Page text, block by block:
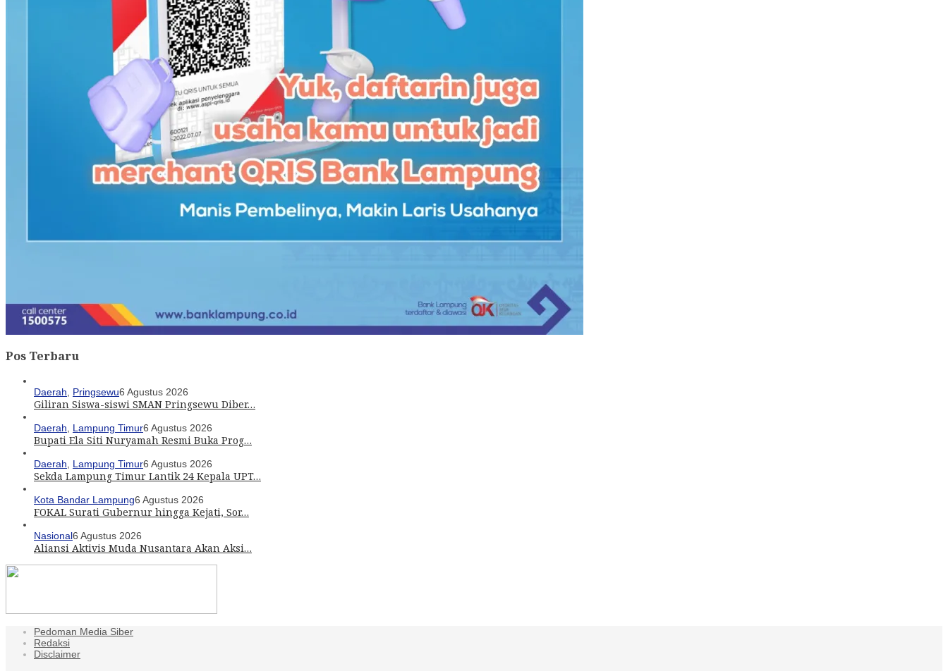
Pos Terbaru
Daerah, Pringsewu6 Agustus 2026
Giliran Siswa-siswi SMAN Pringsewu Diber…
Daerah, Lampung Timur6 Agustus 2026
Bupati Ela Siti Nuryamah Resmi Buka Prog…
Daerah, Lampung Timur6 Agustus 2026
Sekda Lampung Timur Lantik 24 Kepala UPT…
Kota Bandar Lampung6 Agustus 2026
FOKAL Surati Gubernur hingga Kejati, Sor…
Nasional6 Agustus 2026
Aliansi Aktivis Muda Nusantara Akan Aksi…
Pedoman Media Siber
Redaksi
Disclaimer